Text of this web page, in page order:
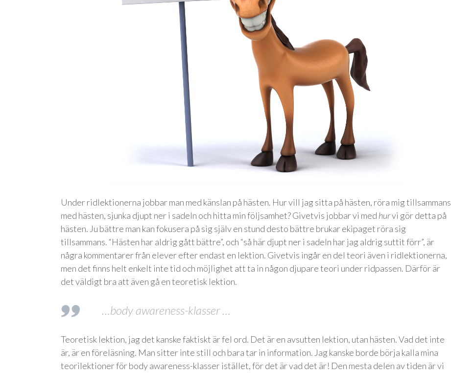
Under ridlektionerna jobbar man med känslan på hästen. Hur vill jag sitta på hästen, röra mig tillsammans
med hästen, sjunka djupt ner i sadeln och hitta min följsamhet? Givetvis jobbar vi med hurvi gör detta på
hästen. Ju bättre man kan fokusera på sig själv en stund desto bättre brukar ekipaget röra sig
tillsammans. “Hästen har aldrig gått bättre”, och “så här djupt ner i sadeln har jag aldrig suttit förr”, är
några kommentarer från elever efter endast en lektion. Givetvis ingår en del teori även i ridlektionerna,
men det finns helt enkelt inte tid och möjlighet att ta in någon djupare teori under ridpassen. Därför är
det väldigt bra att även gå en teoretisk lektion.
…body awareness-klasser …
Teoretisk lektion, jag det kanske faktiskt är fel ord. Det är en avsutten lektion, utan hästen. Vad det inte
är, är en föreläsning. Man sitter inte still och bara tar in information. Jag kanske borde börja kalla mina
teorilektioner för body awareness-klasser istället, för det är vad det är! Den mesta delen av tiden är vi